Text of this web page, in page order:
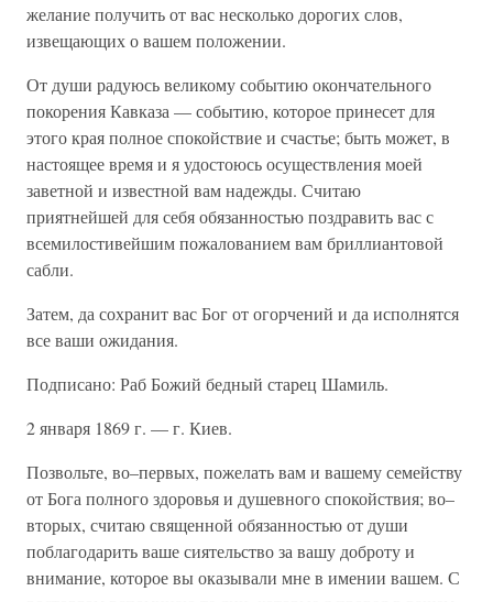
желание получить от вас несколько дорогих слов,
извещающих о вашем положении.
От души радуюсь великому событию окончательного
покорения Кавказа — событию, которое принесет для
этого края полное спокойствие и счастье; быть может, в
настоящее время и я удостоюсь осуществления моей
заветной и известной вам надежды. Считаю
приятнейшей для себя обязанностью поздравить вас с
всемилостивейшим пожалованием вам бриллиантовой
сабли.
Затем, да сохранит вас Бог от огорчений и да исполнятся
все ваши ожидания.
Подписано: Раб Божий бедный старец Шамиль.
2 января 1869 г. — г. Киев.
Позвольте, во–первых, пожелать вам и вашему семейству
от Бога полного здоровья и душевного спокойствия; во–
вторых, считаю священной обязанностью от души
поблагодарить ваше сиятельство за вашу доброту и
внимание, которое вы оказывали мне в имении вашем. С